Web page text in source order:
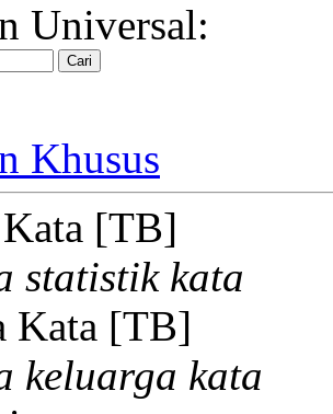
Universal:
Khusus
[TB]
statistik kata
Kata [TB]
keluarga kata